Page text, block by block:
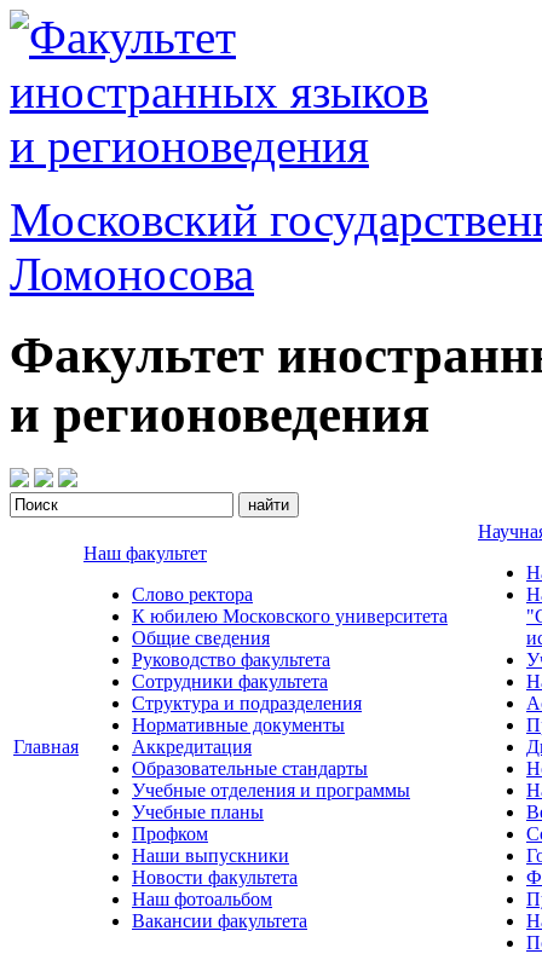
Московский
Ломоносова
Факультет
и регионоведения
Главная
Наш факультет
Слово ректора
К юбилею Московского университета
Общие сведения
Руководство факультета
Сотрудники факультета
Структура и подразделения
Нормативные документы
Аккредитация
Образовательные стандарты
Учебные отделения и программы
Учебные планы
Профком
Наши выпускники
Новости факультета
Наш фотоальбом
Вакансии факультета